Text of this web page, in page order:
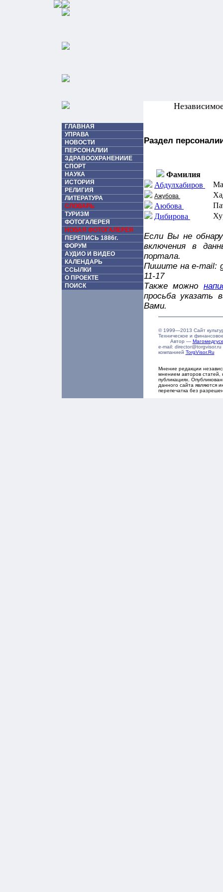
ГЛАВНАЯ
УПРАВА
НОВОСТИ
ПЕРСОНАЛИИ
ЗДРАВООХРАНЕНИИЕ
СПОРТ
НАУКА
ИСТОРИЯ
РЕЛИГИЯ
ЛИТЕРАТУРА
СЛОВАРЬ
ТУРИЗМ
ФОТОГАЛЕРЕЯ
НОВАЯ ФОТОГАЛЕРЕЯ
ПЕРЕПИСЬ 1886г.
ФОРУМ
АУДИО И ВИДЕО
КАЛЕНДАРЬ
ССЫЛКИ
О ПРОЕКТЕ
ПОИСК
Раздел
Фамилия
Абдулхабиров
Ажубова
Аюбова
Дибирова
Если Вы не
включения в
портала.
Пишите на e-mail:
11-17
Также можно
просьба указать
Вами.
© 1999—2013 Сайт
Техническое и
Автор —
e-mail:
компанией TorgVisor.Ru
Мнение редакции
мнением авторов статей,
публикациях.
данного сайта являются
перепечатка без